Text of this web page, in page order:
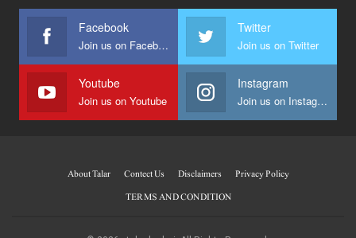
Facebook
Join us on Facebook
Twitter
Join us on Twitter
Youtube
Join us on Youtube
Instagram
Join us on Instagram
About Talar Contect Us Disclaimers
Privacy Policy
TERMS AND CONDITION